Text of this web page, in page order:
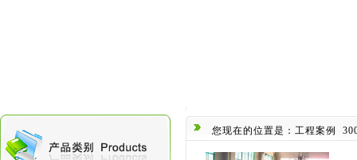
您现在的位置是：工程案例